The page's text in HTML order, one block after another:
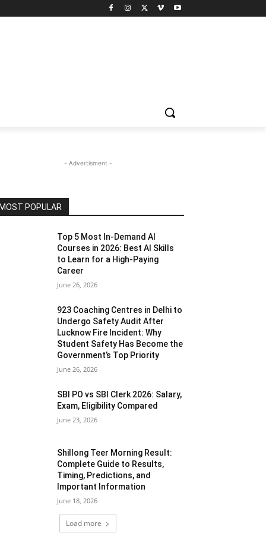
- Advertisment -
MOST POPULAR
Top 5 Most In-Demand AI
Courses in 2026: Best AI Skills
to Learn for a High-Paying
Career
June 26, 2026
923 Coaching Centres in Delhi to
Undergo Safety Audit After
Lucknow Fire Incident: Why
Student Safety Has Become the
Government’s Top Priority
June 26, 2026
SBI PO vs SBI Clerk 2026: Salary,
Exam, Eligibility Compared
June 23, 2026
Shillong Teer Morning Result:
Complete Guide to Results,
Timing, Predictions, and
Important Information
June 18, 2026
Load more